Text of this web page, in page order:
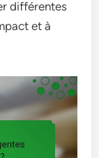
différentes
et à